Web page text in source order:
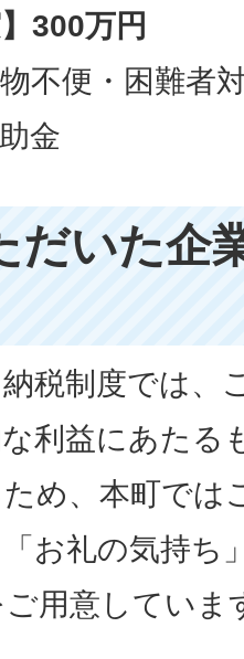
300万円
不便・困難者
金
だいた企
税制度では、
利益にあたる
め、本町では
お礼の気持ち
用意していま